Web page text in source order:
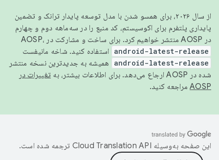
از سال ۲۰۲۶، برای همسو شدن با مدل توسعه پایدار ترانک و تضمین
پایداری پلتفرم برای اکوسیستم، کد منبع را در سه‌ماهه دوم و چهارم
در AOSP منتشر خواهیم کرد. برای ساخت و مشارکت در AOSP،
android-latest-release استفاده کنید. شاخه مانیفست
android-latest-release
همیشه به جدیدترین نسخه منتشر
شده در AOSP ارجاع می‌دهد. برای اطلاعات بیشتر، به
تغییرات در
AOSP مراجعه کنید.
این صفحه به‌وسیله ترجمه شده است.